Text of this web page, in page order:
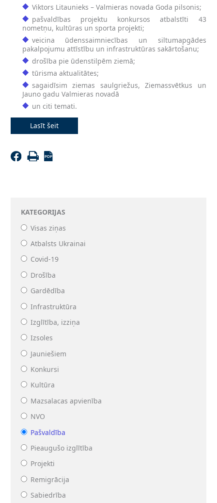
KATEGORIJAS
Visas ziņas
Atbalsts Ukrainai
Covid-19
Drošība
Gardēdība
Infrastruktūra
Izglītība, izziņa
Izsoles
Jauniešiem
Konkursi
Kultūra
Mazsalacas apvienība
NVO
Pašvaldība
Pieaugušo izglītība
Projekti
Remigrācija
Sabiedrība
Viktors Litaunieks – Valmieras novada Goda pilsonis;
pašvaldības projektu konkursos atbalstīti 43
nometņu, kultūras un sporta projekti;
veicina ūdenssaimniecības un siltumapgādes
pakalpojumu attīstību un infrastruktūras sakārtošanu;
drošība pie ūdenstilpēm ziemā;
tūrisma aktualitātes;
sagaidīsim ziemas saulgriežus, Ziemassvētkus un
Jauno gadu Valmieras novadā
un citi temati.
Lasīt šeit